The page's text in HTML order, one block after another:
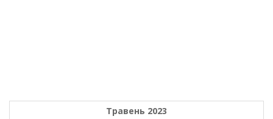
Травень 2023